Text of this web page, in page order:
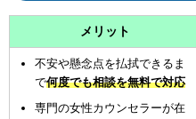
メリット
不安や懸念点を払拭できるま
で何度でも相談を無料で対応
専門の女性カウンセラーが在